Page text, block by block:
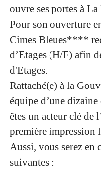
ouvre ses portes à
Pour son ouverture
Cimes Bleues****
d’Etages (H/F) afin
d'Etages.
Rattaché(e) à la
équipe d’une
êtes un acteur clé de
première impression
Aussi, vous serez en
suivantes :